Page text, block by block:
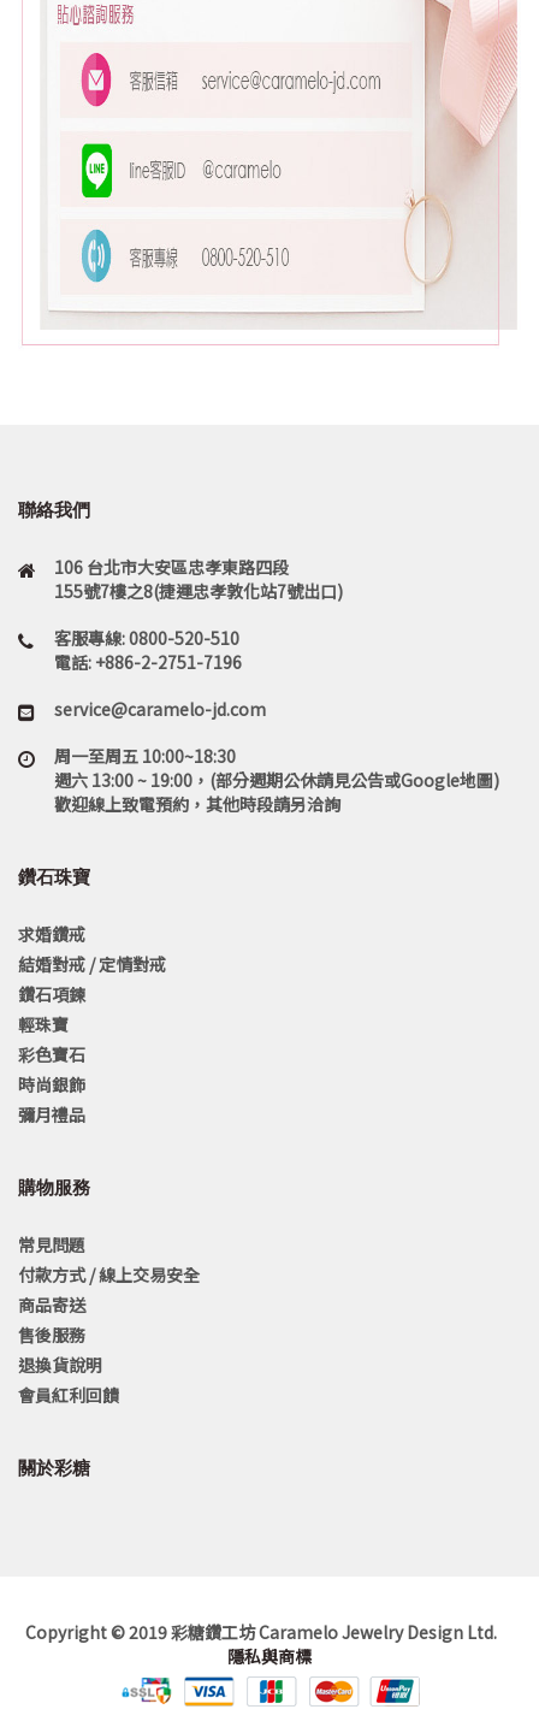
聯絡我們
106 台北市大安區忠孝東路四段
155號7樓之8(捷運忠孝敦化站7號出口)
客服專線: 0800-520-510
電話: +886-2-2751-7196
service@caramelo-jd.com
周一至周五 10:00~18:30
週六 13:00 ~ 19:00，(部分週期公休請見公告或Google地圖)
歡迎線上致電預約，其他時段請另洽詢
鑽石珠寶
求婚鑽戒
結婚對戒 / 定情對戒
鑽石項鍊
輕珠寶
彩色寶石
時尚銀飾
彌月禮品
購物服務
常見問題
付款方式 / 線上交易安全
商品寄送
售後服務
退換貨說明
會員紅利回饋
關於彩糖
Copyright © 2019 彩糖鑽工坊 Caramelo Jewelry Design Ltd.
隱私與商標